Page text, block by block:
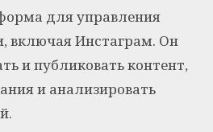
для управления
включая Инстаграм. Он
и публиковать контент,
и анализировать